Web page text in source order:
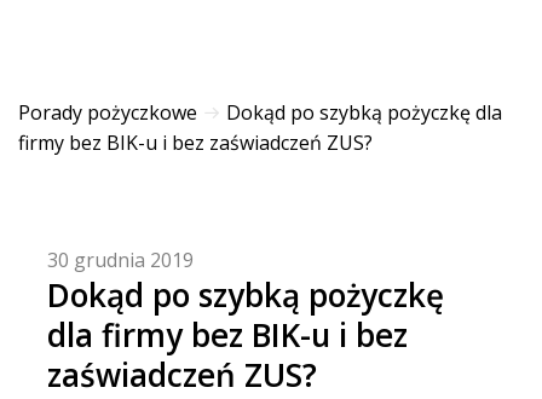
Porady pożyczkowe
Dokąd po szybką pożyczkę dla
firmy bez BIK-u i bez zaświadczeń ZUS?
30 grudnia 2019
Dokąd po szybką pożyczkę
dla firmy bez BIK-u i bez
zaświadczeń ZUS?